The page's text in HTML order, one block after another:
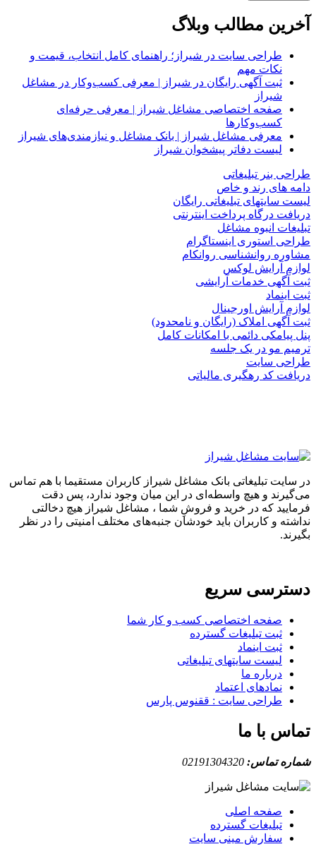
آخرین مطالب وبلاگ
طراحی سایت در شیراز؛ راهنمای کامل انتخاب، قیمت و
نکات مهم
ثبت آگهی رایگان در شیراز | معرفی کسب‌وکار در مشاغل
شیراز
صفحه اختصاصی مشاغل شیراز | معرفی حرفه‌ای
کسب‌وکارها
معرفی مشاغل شیراز | بانک مشاغل و نیازمندی‌های شیراز
لیست دفاتر پیشخوان شیراز
طراحی بنر تبلیغاتی
دامه های رند و خاص
لیست سایتهای تبلیغاتی رایگان
دریافت درگاه پرداخت اینترنتی
تبلیغات انبوه مشاغل
طراحی استوری اینستاگرام
مشاوره روانشناسی روانکام
لوازم آرایش لوکس
ثبت آگهی خدمات آرایشی
ثبت اینماد
لوازم آرایش اورجینال
ثبت آگهی املاک (رایگان و نامحدود)
پنل پیامکی دائمی با امکانات کامل
ترمیم مو در یک جلسه
طراحی سایت
دریافت کد رهگیری مالیاتی
در سایت تبلیغاتی بانک مشاغل شیراز کاربران مستقیما با هم تماس
می‌گیرند و هیچ واسطه‌ای در این میان وجود ندارد، پس دقت
فرمایید که در خرید و فروشِ شما ، مشاغل شیراز هیچ دخالتی
نداشته و کاربران باید خودشان جنبه‌های مختلف امنیتی را در نظر
بگیرند.
دسترسی سریع
صفحه اختصاصی کسب و کار شما
ثبت تبلیغات گسترده
ثبت اینماد
لیست سایتهای تبلیغاتی
درباره ما
نمادهای اعتماد
طراحی سایت : ققنوس پارس
تماس با ما
شماره تماس: 02191304320
صفحه اصلی
تبلیغات گسترده
سفارش مینی سایت